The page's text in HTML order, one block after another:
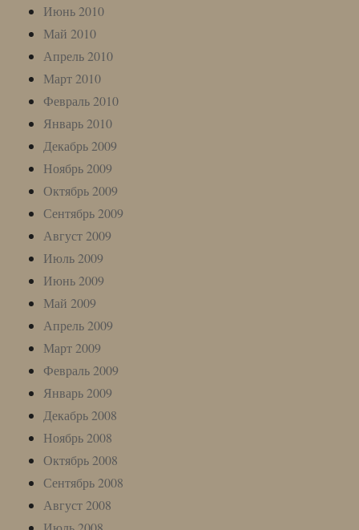
Июнь 2010
Май 2010
Апрель 2010
Март 2010
Февраль 2010
Январь 2010
Декабрь 2009
Ноябрь 2009
Октябрь 2009
Сентябрь 2009
Август 2009
Июль 2009
Июнь 2009
Май 2009
Апрель 2009
Март 2009
Февраль 2009
Январь 2009
Декабрь 2008
Ноябрь 2008
Октябрь 2008
Сентябрь 2008
Август 2008